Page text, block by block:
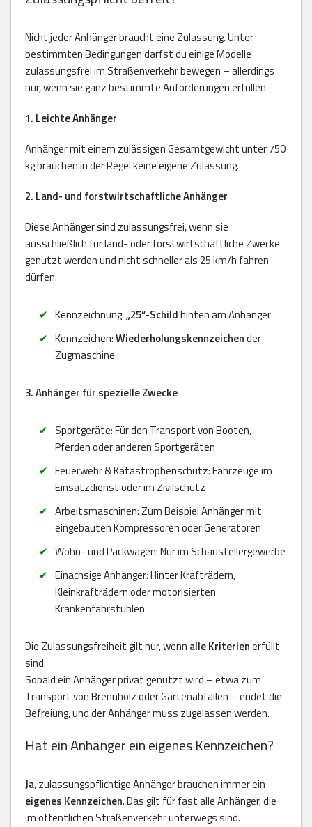
Nicht jeder Anhänger braucht eine Zulassung. Unter
bestimmten Bedingungen darfst du einige Modelle
zulassungsfrei im Straßenverkehr bewegen – allerdings
nur, wenn sie ganz bestimmte Anforderungen erfüllen.
1. Leichte Anhänger
Anhänger mit einem zulässigen Gesamtgewicht unter 750
kg brauchen in der Regel keine eigene Zulassung.
2. Land- und forstwirtschaftliche Anhänger
Diese Anhänger sind zulassungsfrei, wenn sie
ausschließlich für land- oder forstwirtschaftliche Zwecke
genutzt werden und nicht schneller als 25 km/h fahren
dürfen.
Kennzeichnung:„25“-Schildhinten am Anhänger
Kennzeichen:Wiederholungskennzeichender
Zugmaschine
3. Anhänger für spezielle Zwecke
Sportgeräte: Für den Transport von Booten,
Pferden oder anderen Sportgeräten
Feuerwehr & Katastrophenschutz: Fahrzeuge im
Einsatzdienst oder im Zivilschutz
Arbeitsmaschinen: Zum Beispiel Anhänger mit
eingebauten Kompressoren oder Generatoren
Wohn- und Packwagen: Nur im Schaustellergewerbe
Einachsige Anhänger: Hinter Krafträdern,
Kleinkrafträdern oder motorisierten
Krankenfahrstühlen
Die Zulassungsfreiheit gilt nur, wenn alle Kriterienerfüllt
sind.
Sobald ein Anhänger privat genutzt wird – etwa zum
Transport von Brennholz oder Gartenabfällen – endet die
Befreiung, und der Anhänger muss zugelassen werden.
Hat ein Anhänger ein eigenes Kennzeichen?
Ja, zulassungspflichtige Anhänger brauchen immer ein
eigenes Kennzeichen. Das gilt für fast alle Anhänger, die
im öffentlichen Straßenverkehr unterwegs sind.